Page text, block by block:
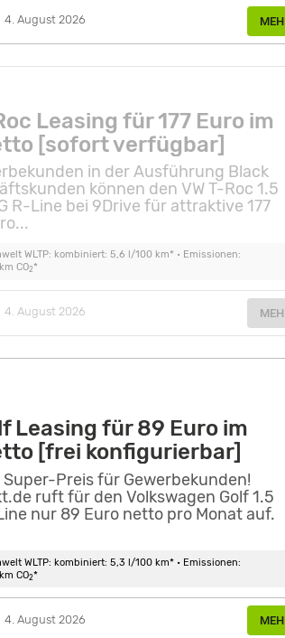
4. August 2026
Leasing für 177 Euro im
[sofort verfügbar]
in der Ausführung Black
können den VW T-Roc 1.5
R-Line bei 9Drive für attraktive 177
WLTP: kombiniert: 5,6 l/100 km* • Emissionen:
CO2*
4. August 2026
Leasing für 89 Euro im
[frei konfigurierbar]
Super-Preis für Gewerbekunden!
ruft für den Volkswagen Golf 1.5
nur 89 Euro netto pro Monat auf.
WLTP: kombiniert: 5,3 l/100 km* • Emissionen:
CO2*
4. August 2026